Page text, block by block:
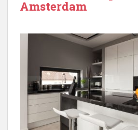
Amsterdam